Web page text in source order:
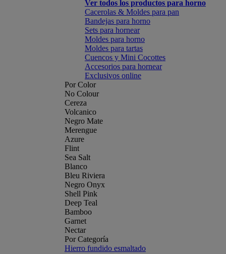
Ver todos los productos para horno
Cacerolas & Moldes para pan
Bandejas para horno
Sets para hornear
Moldes para horno
Moldes para tartas
Cuencos y Mini Cocottes
Accesorios para hornear
Exclusivos online
Por Color
No Colour
Cereza
Volcanico
Negro Mate
Merengue
Azure
Flint
Sea Salt
Blanco
Bleu Riviera
Negro Onyx
Shell Pink
Deep Teal
Bamboo
Garnet
Nectar
Por Categoría
Hierro fundido esmaltado